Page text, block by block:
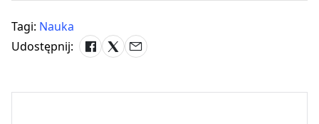
Tagi: Nauka
Udostępnij: